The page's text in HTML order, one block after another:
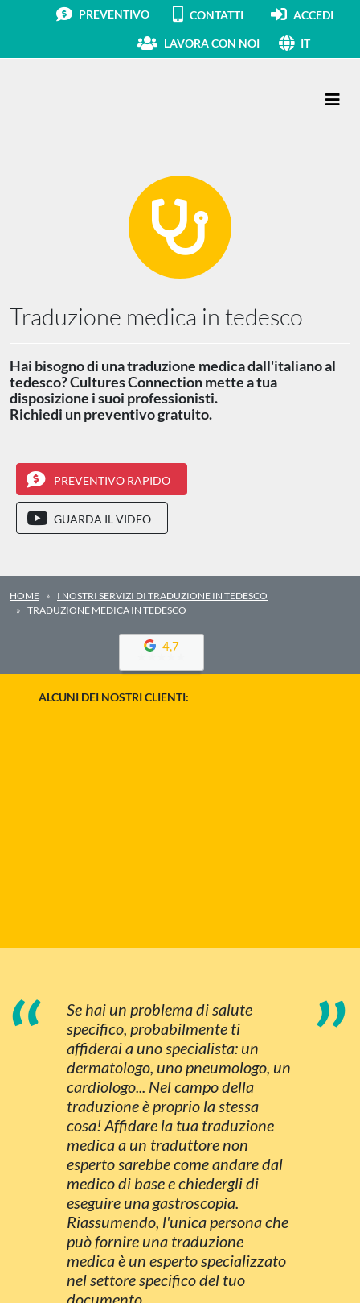
PREVENTIVO CONTATTI ACCEDI
LAVORA CON NOI IT
Traduzione medica in tedesco
Hai bisogno di una traduzione medica dall'italiano al
tedesco? Cultures Connection mette a tua
disposizione i suoi professionisti.
Richiedi un preventivo gratuito.
PREVENTIVO RAPIDO
GUARDA IL VIDEO
HOME
I NOSTRI SERVIZI DI TRADUZIONE IN TEDESCO
TRADUZIONE MEDICA IN TEDESCO
4,7
ALCUNI DEI NOSTRI CLIENTI:
“
Se hai un problema di salute
specifico, probabilmente ti
affiderai a uno specialista: un
dermatologo, uno pneumologo, un
cardiologo... Nel campo della
traduzione è proprio la stessa
cosa! Affidare la tua traduzione
medica a un traduttore non
esperto sarebbe come andare dal
medico di base e chiedergli di
eseguire una gastroscopia.
Riassumendo, l'unica persona che
può fornire una traduzione
medica è un esperto specializzato
nel settore specifico del tuo
documento.
”